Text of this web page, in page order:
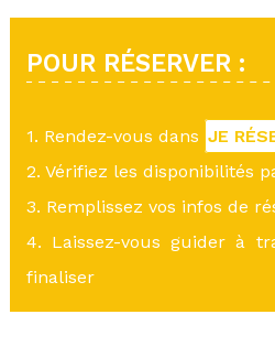
POUR RÉSERVER :
1. Rendez-vous dans JE
2. Vérifiez les disponibilités
3. Remplissez vos infos de
4. Laissez-vous guider à
finaliser